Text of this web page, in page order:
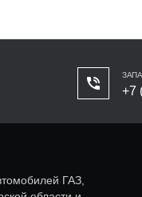
+7
ГАЗ,